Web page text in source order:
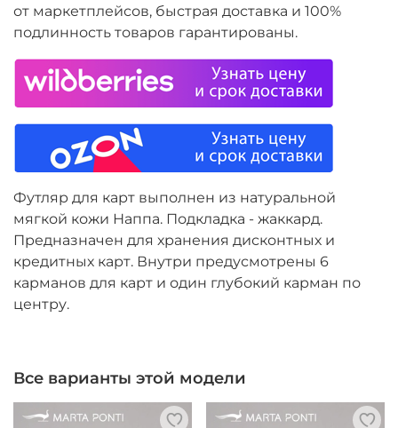
от маркетплейсов, быстрая доставка и 100%
подлинность товаров гарантированы.
Футляр для карт выполнен из натуральной
мягкой кожи Наппа. Подкладка - жаккард.
Предназначен для хранения дисконтных и
кредитных карт. Внутри предусмотрены 6
карманов для карт и один глубокий карман по
центру.
Все варианты этой модели